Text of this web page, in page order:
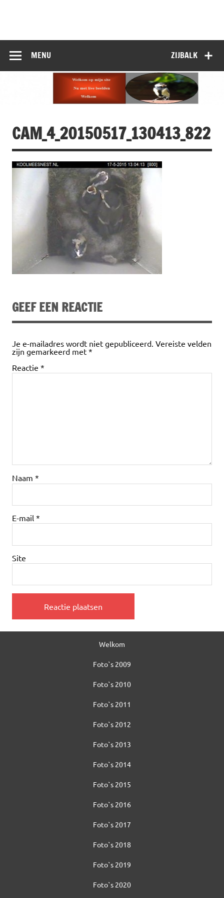
ZIJBALK
MENU
CAM_4_20150517_130413_822
GEEF EEN REACTIE
Je e-mailadres wordt niet gepubliceerd. Vereiste velden
zijn gemarkeerd met *
Reactie *
Naam *
E-mail *
Site
Welkom
Foto`s 2009
Foto`s 2010
Foto`s 2011
Foto`s 2012
Foto`s 2013
Foto`s 2014
Foto`s 2015
Foto`s 2016
Foto`s 2017
Foto`s 2018
Foto`s 2019
Foto`s 2020